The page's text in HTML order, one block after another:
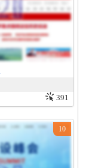
391
10